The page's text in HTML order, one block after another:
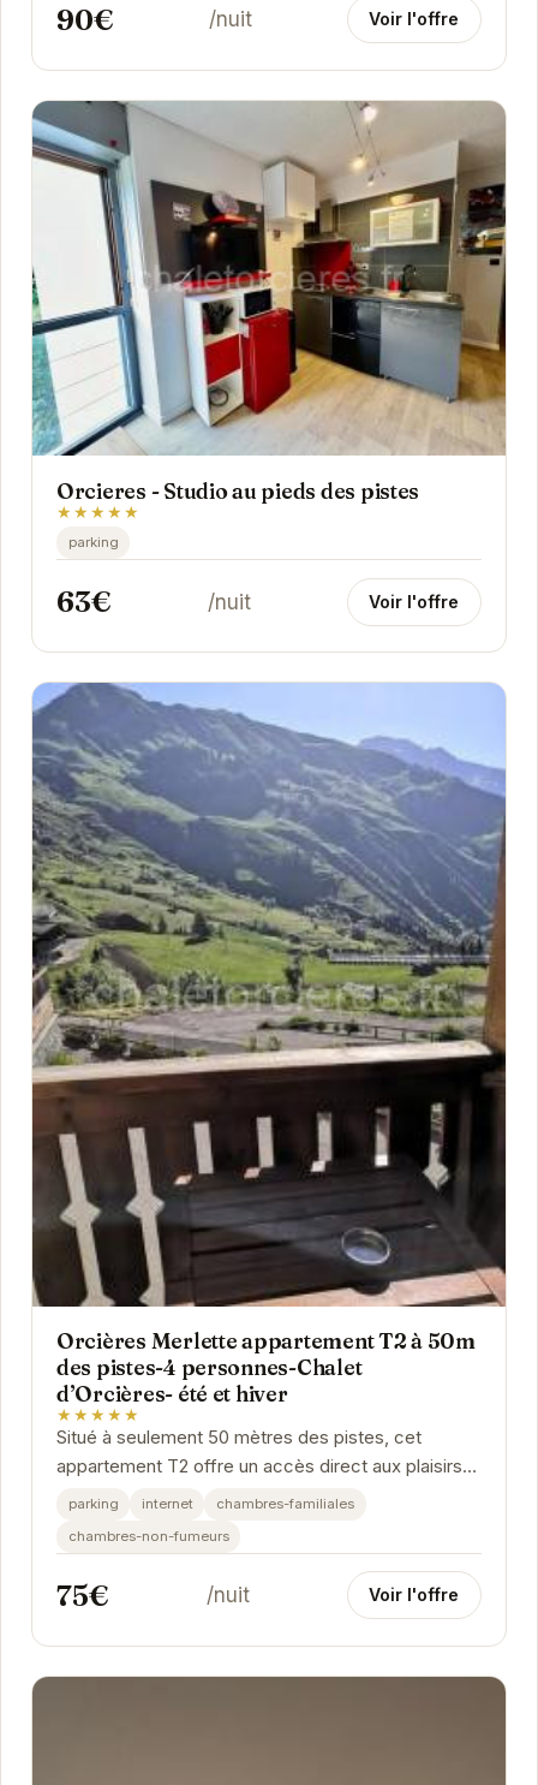
90€ /nuit Voir l'offre
Orcieres - Studio au pieds des pistes
★★★★★
parking
63€ /nuit Voir l'offre
Orcières Merlette appartement T2 à 50m
des pistes-4 personnes-Chalet
d’Orcières- été et hiver
★★★★★
Situé à seulement 50 mètres des pistes, cet
appartement T2 offre un accès direct aux plaisirs
de la montagne. Pouvant accueillir jusqu'à 4...
parking internet
chambres-familiales
chambres-non-fumeurs
75€ /nuit Voir l'offre